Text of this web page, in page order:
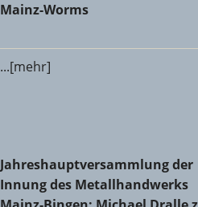
Mainz-Worms
...[mehr]
Jahreshauptversammlung der
Jahreshauptversammlung der
Innung des Metallhandwerks